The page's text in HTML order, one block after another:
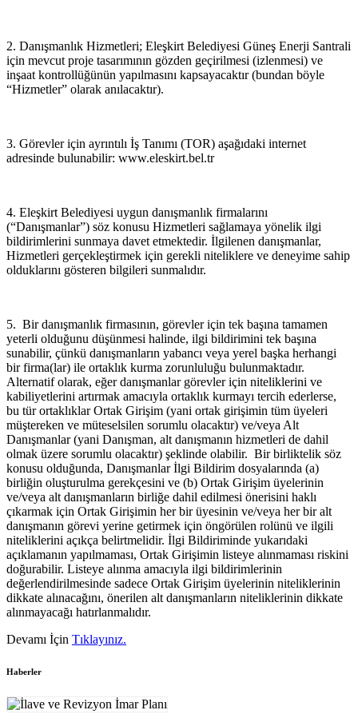
2. Danışmanlık Hizmetleri; Eleşkirt Belediyesi Güneş Enerji Santrali
için mevcut proje tasarımının gözden geçirilmesi (izlenmesi) ve
inşaat kontrollüğünün yapılmasını kapsayacaktır (bundan böyle
“Hizmetler” olarak anılacaktır).
3. Görevler için ayrıntılı İş Tanımı (TOR) aşağıdaki internet
adresinde bulunabilir: www.eleskirt.bel.tr
4. Eleşkirt Belediyesi uygun danışmanlık firmalarını
(“Danışmanlar”) söz konusu Hizmetleri sağlamaya yönelik ilgi
bildirimlerini sunmaya davet etmektedir. İlgilenen danışmanlar,
Hizmetleri gerçekleştirmek için gerekli niteliklere ve deneyime sahip
olduklarını gösteren bilgileri sunmalıdır.
5. Bir danışmanlık firmasının, görevler için tek başına tamamen
yeterli olduğunu düşünmesi halinde, ilgi bildirimini tek başına
sunabilir, çünkü danışmanların yabancı veya yerel başka herhangi
bir firma(lar) ile ortaklık kurma zorunluluğu bulunmaktadır.
Alternatif olarak, eğer danışmanlar görevler için niteliklerini ve
kabiliyetlerini artırmak amacıyla ortaklık kurmayı tercih ederlerse,
bu tür ortaklıklar Ortak Girişim (yani ortak girişimin tüm üyeleri
müştereken ve müteselsilen sorumlu olacaktır) ve/veya Alt
Danışmanlar (yani Danışman, alt danışmanın hizmetleri de dahil
olmak üzere sorumlu olacaktır) şeklinde olabilir. Bir birliktelik söz
konusu olduğunda, Danışmanlar İlgi Bildirim dosyalarında (a)
birliğin oluşturulma gerekçesini ve (b) Ortak Girişim üyelerinin
ve/veya alt danışmanların birliğe dahil edilmesi önerisini haklı
çıkarmak için Ortak Girişimin her bir üyesinin ve/veya her bir alt
danışmanın görevi yerine getirmek için öngörülen rolünü ve ilgili
niteliklerini açıkça belirtmelidir. İlgi Bildiriminde yukarıdaki
açıklamanın yapılmaması, Ortak Girişimin listeye alınmaması riskini
doğurabilir. Listeye alınma amacıyla ilgi bildirimlerinin
değerlendirilmesinde sadece Ortak Girişim üyelerinin niteliklerinin
dikkate alınacağını, önerilen alt danışmanların niteliklerinin dikkate
alınmayacağı hatırlanmalıdır.
Devamı İçin Tıklayınız.
Haberler